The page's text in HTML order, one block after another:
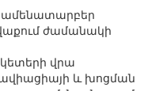
ժամանակի
վրա
և խոցման